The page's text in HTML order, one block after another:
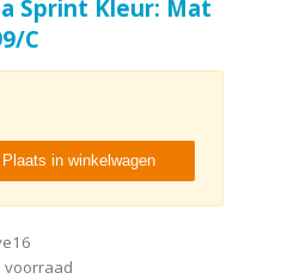
Sprint Kleur: Mat
C
Plaats in winkelwagen
voorraad